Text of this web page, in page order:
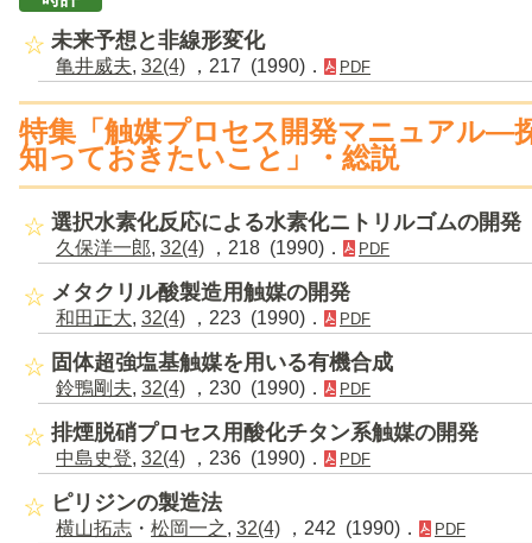
未来予想と非線形変化
亀井威夫, 32(4) ，217 (1990)． PDF
特集「触媒プロセス開発マニュアル―
知っておきたいこと」・総説
選択水素化反応による水素化ニトリルゴムの開発
久保洋一郎, 32(4) ，218 (1990)． PDF
メタクリル酸製造用触媒の開発
和田正大, 32(4) ，223 (1990)． PDF
固体超強塩基触媒を用いる有機合成
鈴鴨剛夫, 32(4) ，230 (1990)． PDF
排煙脱硝プロセス用酸化チタン系触媒の開発
中島史登, 32(4) ，236 (1990)． PDF
ピリジンの製造法
横山拓志 ・ 松岡一之, 32(4) ，242 (1990)． PDF